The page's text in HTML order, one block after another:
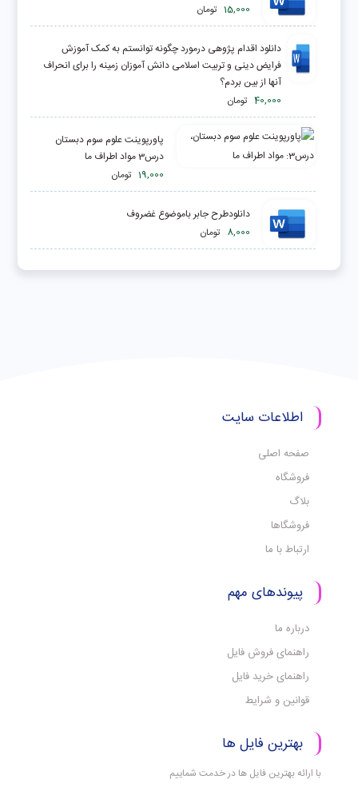
15,000 تومان
دانلود اقدام پژوهی درمورد چگونه توانستم به کمک آموزش
فرایض دینی و تربیت اسلامی دانش آموزان زمینه را برای انحراف
آنها از بین بردم؟
40,000 تومان
پاورپوینت علوم سوم دبستان
درس3 مواد اطراف ما
19,000 تومان
دانلودطرح جابر باموضوع غضروف
8,000 تومان
اطلاعات سایت
صفحه اصلی
فروشگاه
بلاگ
فروشگاها
ارتباط با ما
پیوندهای مهم
درباره ما
راهنمای فروش فایل
راهنمای خرید فایل
قوانین و شرایط
بهترین فایل ها
با ارائه بهترین فایل ها در خدمت شماییم